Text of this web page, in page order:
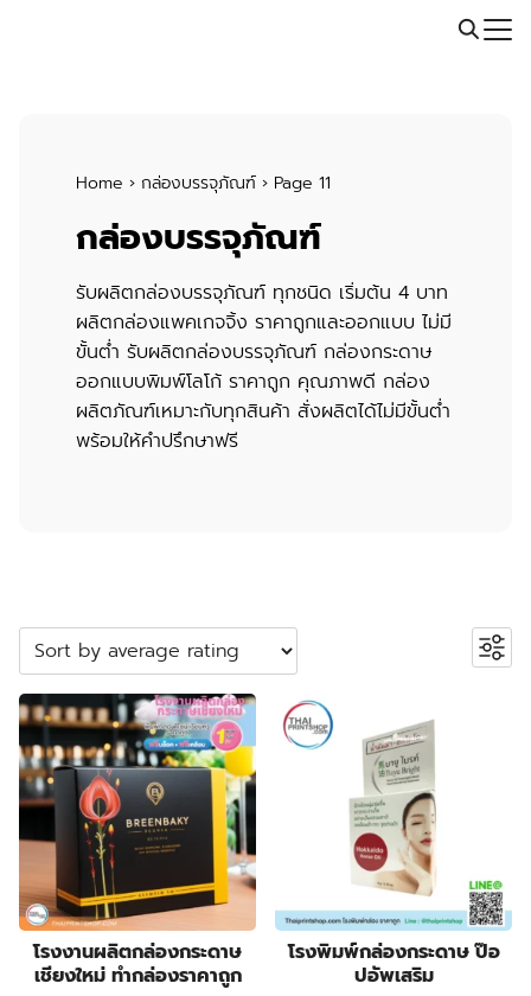
Call: 064-246-5614 | Line: @thaiprintshop
Home › กล่องบรรจุภัณฑ์ › Page 11
กล่องบรรจุภัณฑ์
รับผลิตกล่องบรรจุภัณฑ์ ทุกชนิด เริ่มต้น 4 บาท
ผลิตกล่องแพคเกจจิ้ง ราคาถูกและออกแบบ ไม่มี
ขั้นต่ำ รับผลิตกล่องบรรจุภัณฑ์ กล่องกระดาษ
ออกแบบพิมพ์โลโก้ ราคาถูก คุณภาพดี กล่อง
ผลิตภัณฑ์เหมาะกับทุกสินค้า สั่งผลิตได้ไม่มีขั้นต่ำ
พร้อมให้คำปรึกษาฟรี
ค้นหาสินค้า
Search
หมวดหมู่สินค้า
ปลอกสวมแก้ว 22
products
กระเป๋าผ้า ถุงผ้า 55
products
กล่องกระดาษคราฟท์ 23 23
products
กล่องขนม 23 23
products
กล่องครีม 5555
products
กล่องครีมกันแดด 33
products
กล่องจั่วปัง พรีเมี่ยม 1919
products
กล่องดิสเพลย์ 99
โรงงานผลิตกล่องกระดาษ
เชียงใหม่ ทำกล่องราคาถูก
โรงพิมพ์กล่องกระดาษ ป๊อ
ปอัพเสริม